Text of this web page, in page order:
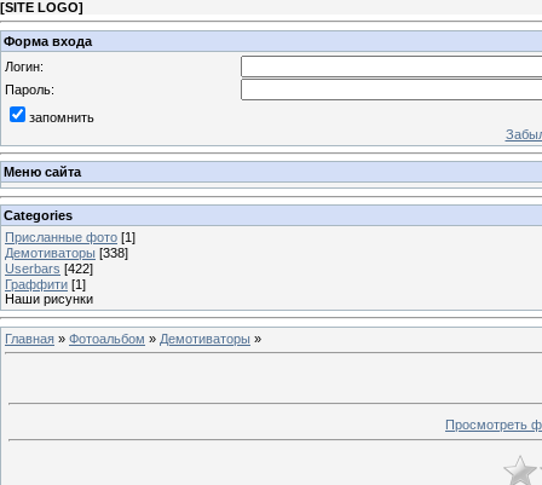
[SITE LOGO]
Форма входа
Логин:
Пароль:
запомнить
Меню сайта
Categories
Присланные фото [1]
Демотиваторы [338]
Userbars [422]
Граффити [1]
Наши рисунки
Главная » Фотоальбом » Демотиваторы »
Просмотреть